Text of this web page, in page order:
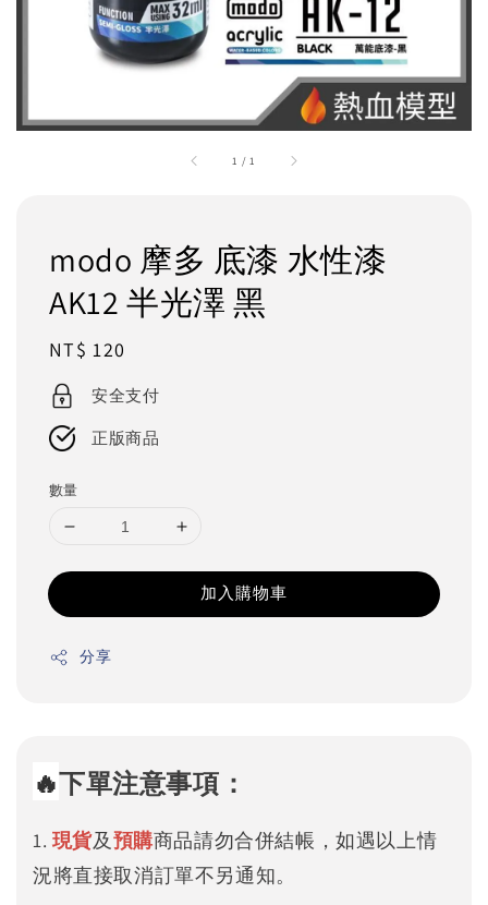
1 / 1
modo 摩多 底漆 水性漆
AK12 半光澤 黑
Regular
price
NT$ 120
安全支付
正版商品
數量
加入購物車
分享
🔥下單注意事項：
1. 現貨及預購商品請勿合併結帳，如遇以上情
況將直接取消訂單不另通知。